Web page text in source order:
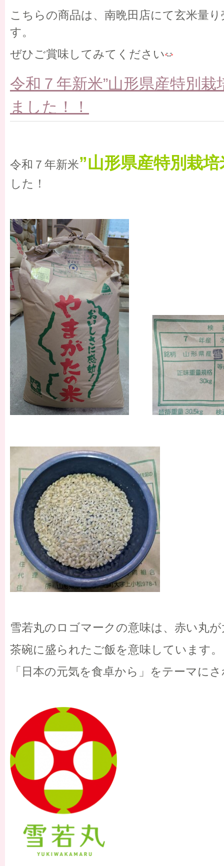
こちらの商品は、南晩田店にて玄米量
す。
ぜひご賞味してみてください
令和７年新米”山形県産特別栽
ました！！
令和７年新米”山形県産特別栽
した！
雪若丸のロゴマークの意味は、赤い丸
茶碗に盛られたご飯を意味しています。
「日本の元気を食卓から」をテーマに